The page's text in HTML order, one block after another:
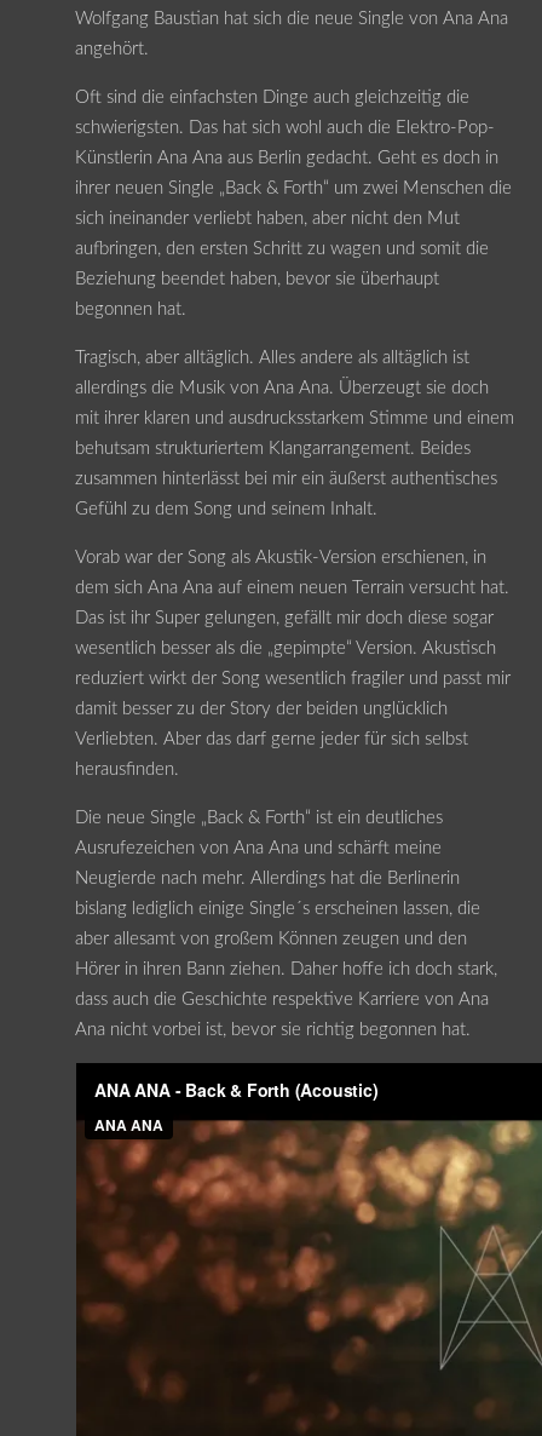
Wolfgang Baustian hat sich die neue Single von Ana Ana
angehört.
Oft sind die einfachsten Dinge auch gleichzeitig die
schwierigsten. Das hat sich wohl auch die Elektro-Pop-
Künstlerin Ana Ana aus Berlin gedacht. Geht es doch in
ihrer neuen Single „Back & Forth“ um zwei Menschen die
sich ineinander verliebt haben, aber nicht den Mut
aufbringen, den ersten Schritt zu wagen und somit die
Beziehung beendet haben, bevor sie überhaupt
begonnen hat.
Tragisch, aber alltäglich. Alles andere als alltäglich ist
allerdings die Musik von Ana Ana. Überzeugt sie doch
mit ihrer klaren und ausdrucksstarkem Stimme und einem
behutsam strukturiertem Klangarrangement. Beides
zusammen hinterlässt bei mir ein äußerst authentisches
Gefühl zu dem Song und seinem Inhalt.
Vorab war der Song als Akustik-Version erschienen, in
dem sich Ana Ana auf einem neuen Terrain versucht hat.
Das ist ihr Super gelungen, gefällt mir doch diese sogar
wesentlich besser als die „gepimpte“ Version. Akustisch
reduziert wirkt der Song wesentlich fragiler und passt mir
damit besser zu der Story der beiden unglücklich
Verliebten. Aber das darf gerne jeder für sich selbst
herausfinden.
Die neue Single „Back & Forth“ ist ein deutliches
Ausrufezeichen von Ana Ana und schärft meine
Neugierde nach mehr. Allerdings hat die Berlinerin
bislang lediglich einige Single´s erscheinen lassen, die
aber allesamt von großem Können zeugen und den
Hörer in ihren Bann ziehen. Daher hoffe ich doch stark,
dass auch die Geschichte respektive Karriere von Ana
Ana nicht vorbei ist, bevor sie richtig begonnen hat.